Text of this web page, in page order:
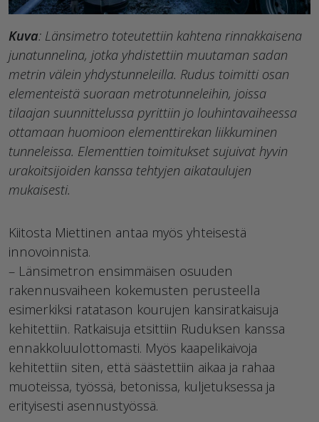
Kuva: Länsimetro toteutettiin kahtena rinnakkaisena
junatunnelina, jotka yhdistettiin muutaman sadan
metrin välein yhdystunneleilla. Rudus toimitti osan
elementeistä suoraan metrotunneleihin, joissa
tilaajan suunnittelussa pyrittiin jo louhintavaiheessa
ottamaan huomioon elementtirekan liikkuminen
tunneleissa. Elementtien toimitukset sujuivat hyvin
urakoitsijoiden kanssa tehtyjen aikataulujen
mukaisesti.
Kiitosta Miettinen antaa myös yhteisestä
innovoinnista.
– Länsimetron ensimmäisen osuuden
rakennusvaiheen kokemusten perusteella
esimerkiksi ratatason kourujen kansiratkaisuja
kehitettiin. Ratkaisuja etsittiin Ruduksen kanssa
ennakkoluulottomasti. Myös kaapelikaivoja
kehitettiin siten, että säästettiin aikaa ja rahaa
muoteissa, työssä, betonissa, kuljetuksessa ja
erityisesti asennustyössä.